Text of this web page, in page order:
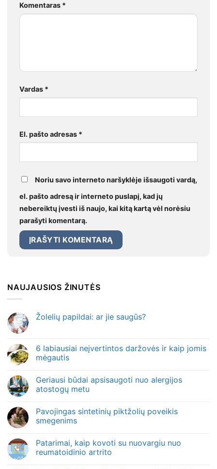
Komentaras *
Vardas *
El. pašto adresas *
Noriu savo interneto naršyklėje išsaugoti vardą,
el. pašto adresą ir interneto puslapį, kad jų
nebereiktų įvesti iš naujo, kai kitą kartą vėl norėsiu
parašyti komentarą.
NAUJAUSIOS ŽINUTĖS
Žolelių papildai: ar jie saugūs?
6 labiausiai neįvertintos daržovės ir kaip jomis
mėgautis
Geriausi būdai apsisaugoti nuo alergijos
atostogų metu
Pavojingas sintetinių piktžolių poveikis
smegenims
Patarimai, kaip kovoti su nuovargiu nuo
reumatoidinio artrito